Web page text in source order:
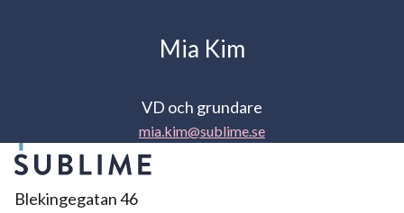
Mia Kim
VD och grundare
mia.kim@sublime.se
Blekingegatan 46